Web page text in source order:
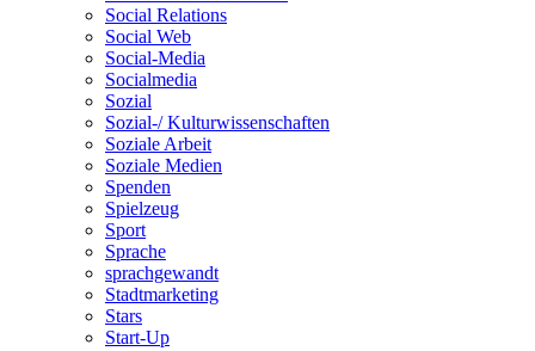
Social Relations
Social Web
Social-Media
Socialmedia
Sozial
Sozial-/ Kulturwissenschaften
Soziale Arbeit
Soziale Medien
Spenden
Spielzeug
Sport
Sprache
sprachgewandt
Stadtmarketing
Stars
Start-Up